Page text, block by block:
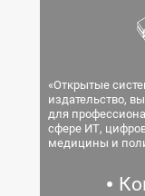
«Открытые
издательство,
для
сфере ИТ,
медицины и